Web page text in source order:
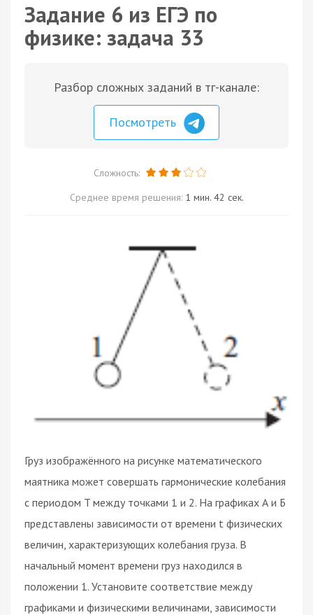
Задание 6 из ЕГЭ по
физике: задача 33
Разбор сложных заданий в тг-канале:
Посмотреть
Сложность:
Среднее время решения: 1 мин. 42 сек.
Груз изображённого на рисунке математического
маятника может совершать гармонические колебания
с периодом T между точками 1 и 2. На графиках А и Б
представлены зависимости от времени t физических
величин, характеризующих колебания груза. В
начальный момент времени груз находился в
положении 1. Установите соответствие между
графиками и физическими величинами, зависимости